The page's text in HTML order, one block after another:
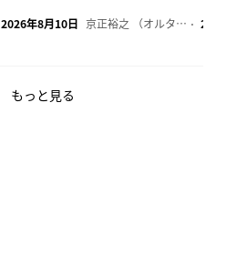
2026年8月10日 京正裕之 （オルタナ副編集長） 2026年8
もっと見る